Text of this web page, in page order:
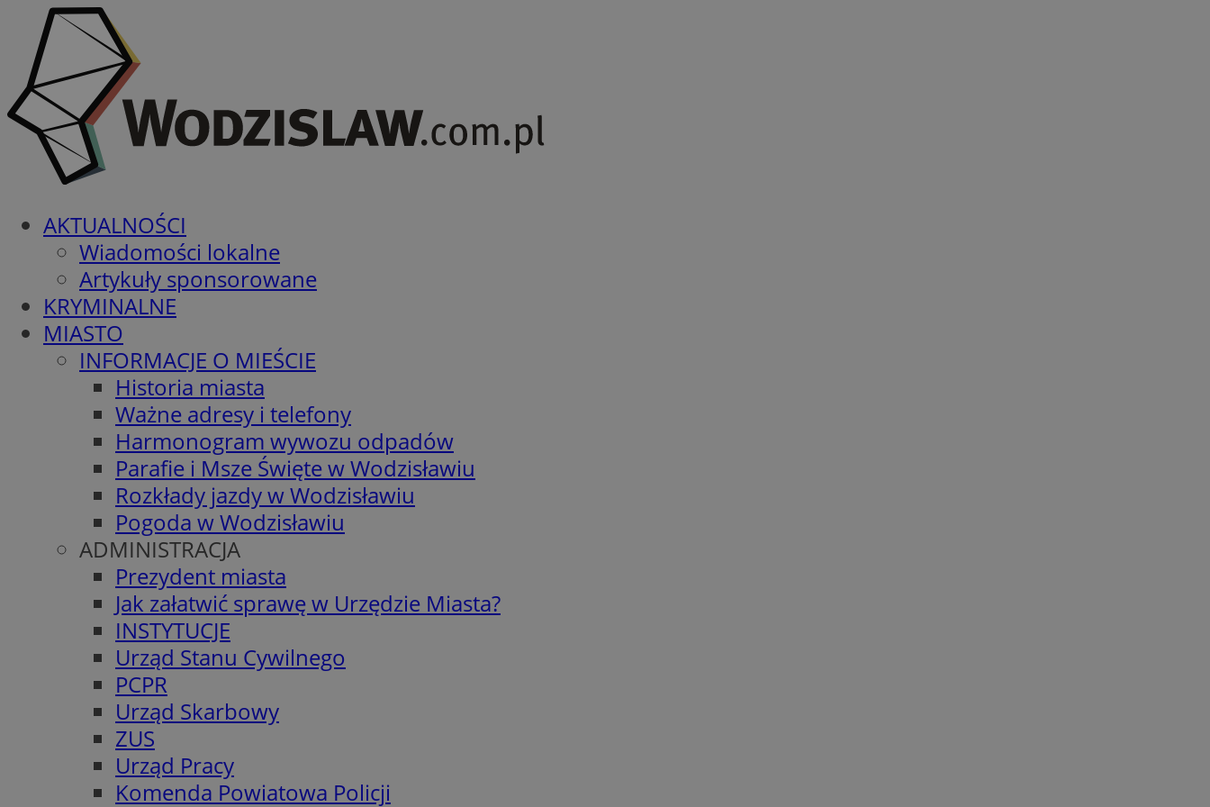
AKTUALNOŚCI
Wiadomości lokalne
Artykuły sponsorowane
KRYMINALNE
MIASTO
INFORMACJE O MIEŚCIE
Historia miasta
Ważne adresy i telefony
Harmonogram wywozu odpadów
Parafie i Msze Święte w Wodzisławiu
Rozkłady jazdy w Wodzisławiu
Pogoda w Wodzisławiu
ADMINISTRACJA
Prezydent miasta
Jak załatwić sprawę w Urzędzie Miasta?
INSTYTUCJE
Urząd Stanu Cywilnego
PCPR
Urząd Skarbowy
ZUS
Urząd Pracy
Komenda Powiatowa Policji